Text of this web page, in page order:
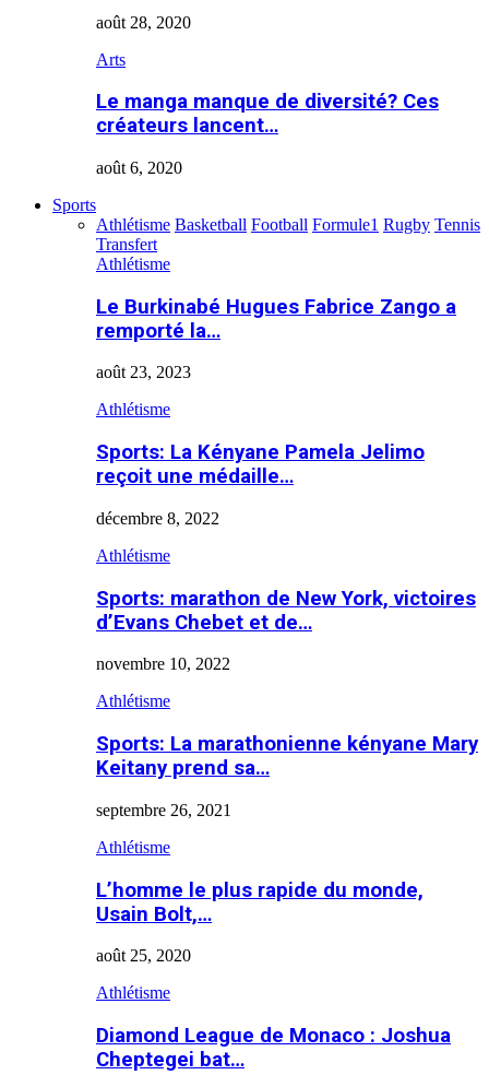
août 28, 2020
Arts
Le manga manque de diversité? Ces
créateurs lancent…
août 6, 2020
Sports
Athlétisme Basketball Football Formule1 Rugby Tennis
Transfert
Athlétisme
Le Burkinabé Hugues Fabrice Zango a
remporté la…
août 23, 2023
Athlétisme
Sports: La Kényane Pamela Jelimo
reçoit une médaille…
décembre 8, 2022
Athlétisme
Sports: marathon de New York, victoires
d’Evans Chebet et de…
novembre 10, 2022
Athlétisme
Sports: La marathonienne kényane Mary
Keitany prend sa…
septembre 26, 2021
Athlétisme
L’homme le plus rapide du monde,
Usain Bolt,…
août 25, 2020
Athlétisme
Diamond League de Monaco : Joshua
Cheptegei bat…